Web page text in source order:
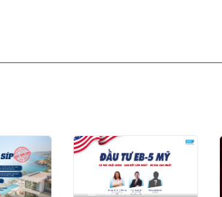
03/06/2026